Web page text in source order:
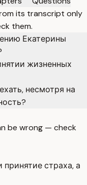
its transcript only
them.
Екатерины
жизненных
несмотря на
be wrong — check
страха, а